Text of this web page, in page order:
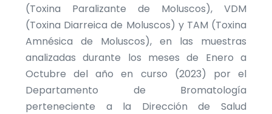
(Toxina Paralizante de Moluscos), VDM
(Toxina Diarreica de Moluscos) y TAM (Toxina
Amnésica de Moluscos), en las muestras
analizadas durante los meses de Enero a
Octubre del año en curso (2023) por el
Departamento de Bromatología
perteneciente a la Dirección de Salud